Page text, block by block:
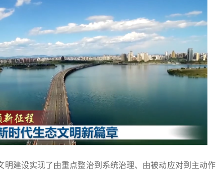
建设实现了由重点整治到系统治理、由被动应对到主动作